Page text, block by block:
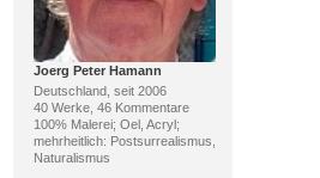
Joerg Peter Hamann
Deutschland, seit 2006
40 Werke, 46 Kommentare
100% Malerei; Oel, Acryl;
mehrheitlich: Postsurrealismus,
Naturalismus